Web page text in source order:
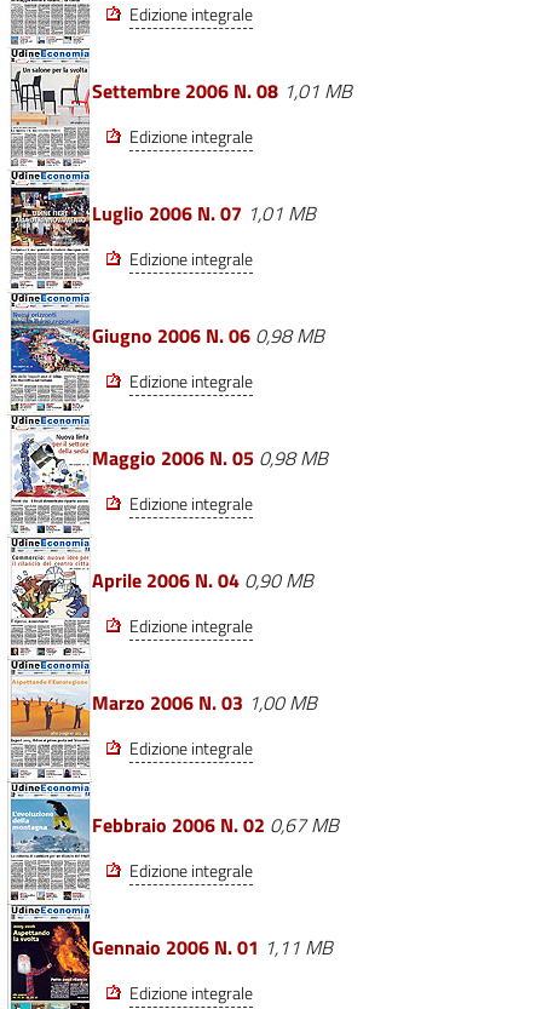
Edizione integrale
Settembre 2006 N. 08 1,01 MB
Edizione integrale
Luglio 2006 N. 07 1,01 MB
Edizione integrale
Giugno 2006 N. 06 0,98 MB
Edizione integrale
Maggio 2006 N. 05 0,98 MB
Edizione integrale
Aprile 2006 N. 04 0,90 MB
Edizione integrale
Marzo 2006 N. 03 1,00 MB
Edizione integrale
Febbraio 2006 N. 02 0,67 MB
Edizione integrale
Gennaio 2006 N. 01 1,11 MB
Edizione integrale